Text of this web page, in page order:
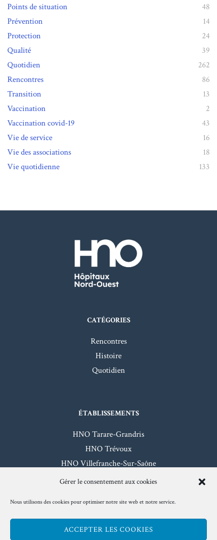
Gérer le consentement aux cookies
Nous utilisons des cookies pour optimiser notre site web et notre service.
ACCEPTER LES COOKIES
Points de situation
48
Prévention
14
Protection
24
Qualité
39
Quotidien
262
Rencontres
86
Transition
13
Vaccination
2
Vaccination covid-19
43
Vie de service
16
Vie des associations
18
Vie quotidienne
133
CATÉGORIES
Rencontres
Histoire
Quotidien
ÉTABLISSEMENTS
HNO Tarare-Grandris
HNO Trévoux
HNO Villefranche-Sur-Saône
HNO Beaujeu-Belleville